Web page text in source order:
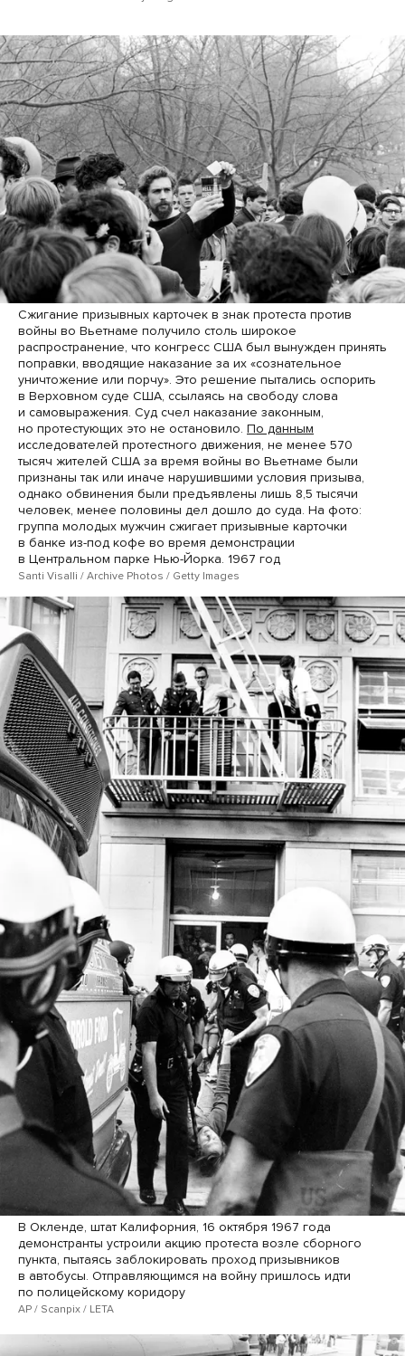
Сжигание призывных карточек в знак протеста против
войны во Вьетнаме получило столь широкое
распространение, что конгресс США был вынужден принять
поправки, вводящие наказание за их «сознательное
уничтожение или порчу». Это решение пытались оспорить
в Верховном суде США, ссылаясь на свободу слова
и самовыражения. Суд счел наказание законным,
но протестующих это не остановило. По данным
исследователей протестного движения, не менее 570
тысяч жителей США за время войны во Вьетнаме были
признаны так или иначе нарушившими условия призыва,
однако обвинения были предъявлены лишь 8,5 тысячи
человек, менее половины дел дошло до суда. На фото:
группа молодых мужчин сжигает призывные карточки
в банке из-под кофе во время демонстрации
в Центральном парке Нью-Йорка. 1967 год
Santi Visalli / Archive Photos / Getty Images
В Окленде, штат Калифорния, 16 октября 1967 года
демонстранты устроили акцию протеста возле сборного
пункта, пытаясь заблокировать проход призывников
в автобусы. Отправляющимся на войну пришлось идти
по полицейскому коридору
AP / Scanpix / LETA